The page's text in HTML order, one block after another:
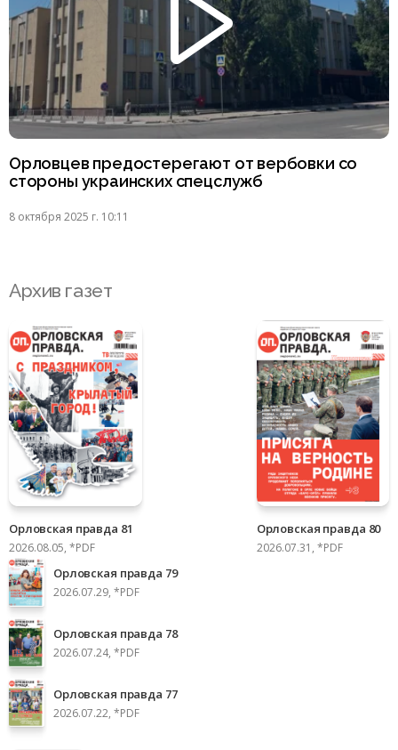
Орловцев предостерегают от вербовки со
стороны украинских спецслужб
8 октября 2025 г. 10:11
Архив газет
Орловская правда 81
2026.08.05, *PDF
Орловская правда 80
2026.07.31, *PDF
Орловская правда 79
2026.07.29, *PDF
Орловская правда 78
2026.07.24, *PDF
Орловская правда 77
2026.07.22, *PDF